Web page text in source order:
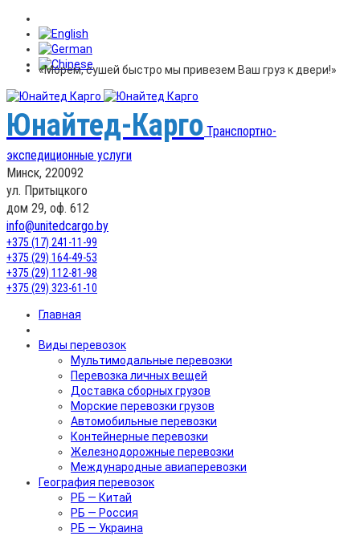
«Морем, сушей быстро мы привезем Ваш груз к двери!»
Юнайтед-Карго Транспортно-
экспедиционные услуги
Минск, 220092
ул. Притыцкого
дом 29, оф. 612
info@unitedcargo.by
+375 (17) 241-11-99
+375 (29) 164-49-53
+375 (29) 112-81-98
+375 (29) 323-61-10
Главная
Виды перевозок
Мультимодальные перевозки
Перевозка личных вещей
Доставка сборных грузов
Морские перевозки грузов
Автомобильные перевозки
Контейнерные перевозки
Железнодорожные перевозки
Международные авиаперевозки
География перевозок
РБ — Китай
РБ — Россия
РБ — Украина